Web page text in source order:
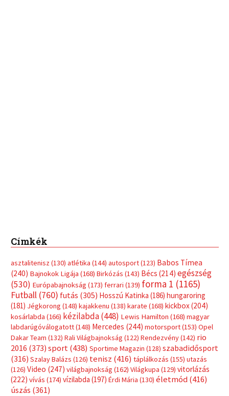
Címkék
asztalitenisz (130) atlétika (144) autosport(123) Babos Tímea
(240) Bajnokok Ligája (168) Birkózás (143) Bécs (214) egészség
(530) Európabajnokság (173) ferrari (139) forma 1 (1165)
Futball (760) futás (305) Hosszú Katinka (186) hungaroring
(181) Jégkorong (148) kajakkenu (138) karate (168) kickbox(204)
kosárlabda (166) kézilabda(448) Lewis Hamilton (168) magyar
labdarúgóválogatott(148) Mercedes (244) motorsport(153) Opel
Dakar Team (132) Rali Világbajnokság (122) Rendezvény(142) rio
2016 (373) sport(438) Sportime Magazin (128) szabadidősport
(316) Szalay Balázs (126) tenisz (416) táplálkozás (155) utazás
(126) Video (247) világbajnokság (162) Világkupa (129) vitorlázás
(222) vívás (174) vízilabda (197) Érdi Mária (130) életmód(416)
úszás (361)